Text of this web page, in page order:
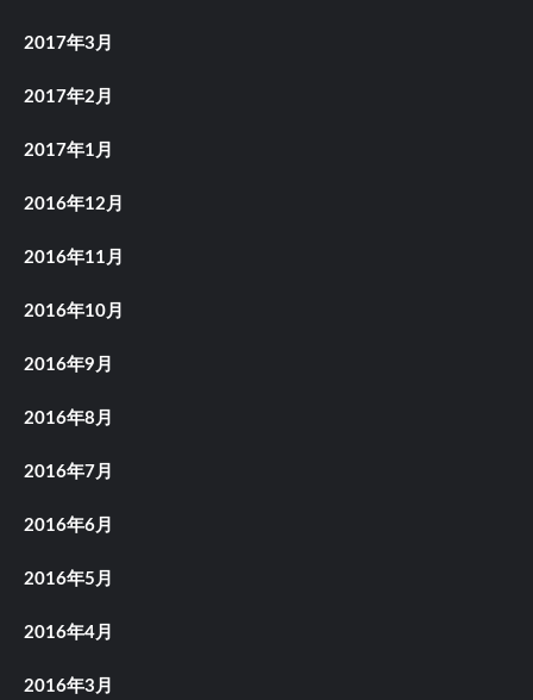
2017年3月
2017年2月
2017年1月
2016年12月
2016年11月
2016年10月
2016年9月
2016年8月
2016年7月
2016年6月
2016年5月
2016年4月
2016年3月